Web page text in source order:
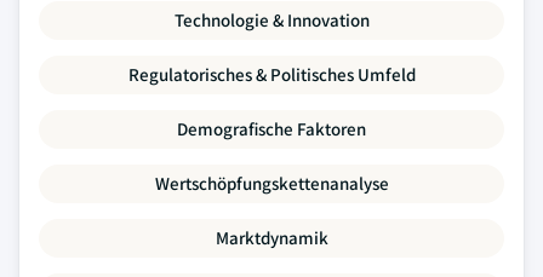
Technologie & Innovation
Regulatorisches & Politisches Umfeld
Demografische Faktoren
Wertschöpfungskettenanalyse
Marktdynamik